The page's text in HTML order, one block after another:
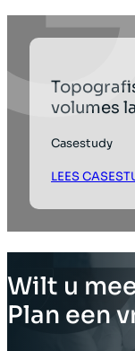
volumes
Casestudy
LEES
Wilt u
Plan een